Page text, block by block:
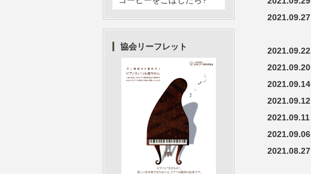
2021.09.27
2021.09.22
2021.09.20
2021.09.14
2021.09.12
2021.09.11
2021.09.06
2021.08.27
協会リーフレット